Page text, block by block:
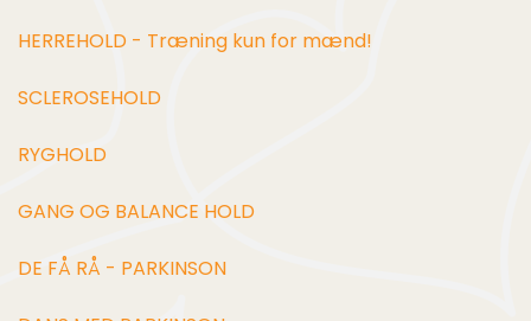
HERREHOLD - Træning kun for mænd!
SCLEROSEHOLD
RYGHOLD
GANG OG BALANCE HOLD
DE FÅ RÅ - PARKINSON